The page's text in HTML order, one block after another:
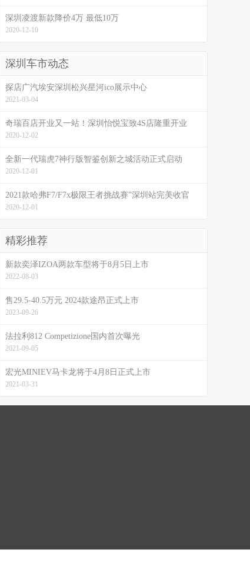
深圳凌渡新款降价4万 最低10万
2020-12-10
深圳车市动态
探店广汽埃安深圳松兴星河ico展示中心
2021-03-04
奇瑞百店开业又一站！深圳怡悦宝致4S店隆重开业
2020-12-02
全新一代瑞虎7神行版智鉴创新之城活动正式启动
2020-12-01
2021款哈弗F7/F7x极限王者挑战赛”深圳站完美收官
2020-12-01
精彩推荐
新款奕泽IZOA两款车型将于8月5日上市
2022-08-03
售29.5-40.5万元 2024款途昂正式上市
2023-09-26
法拉利812 Competizione国内首次曝光
2021-09-05
宏光MINIEV马卡龙将于4月8日正式上市
2021-03-31